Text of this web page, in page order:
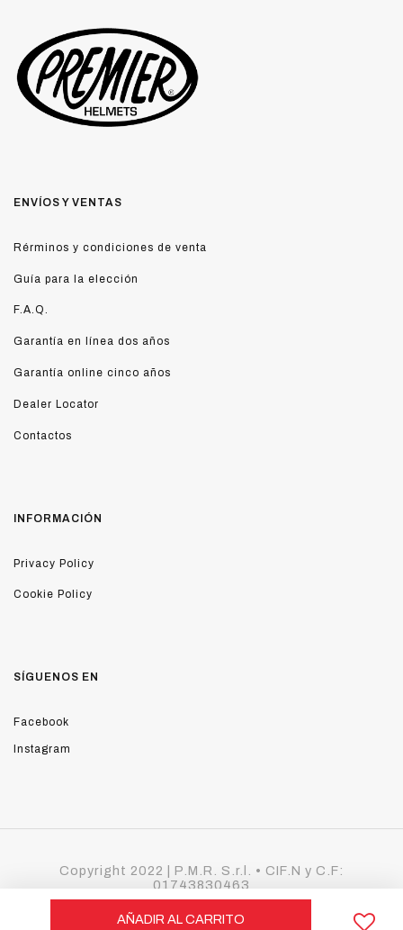
AÑADIR AL CARRITO
ENVÍOS Y VENTAS
Rérminos y condiciones de venta
Guía para la elección
F.A.Q.
Garantía en línea dos años
Garantía online cinco años
Dealer Locator
Contactos
INFORMACIÓN
Privacy Policy
Cookie Policy
SÍGUENOS EN
Facebook
Instagram
Copyright 2022 | P.M.R. S.r.l. • CIF.N y C.F:
01743830463
Correo legal: p.m.r.srl@pec.it • REA LU - 168078